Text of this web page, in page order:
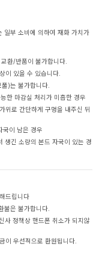
일부 소비에 의하여 재화 가치가
환/반품이 불가합니다.
이 있을 수 있습니다.
)는 불가합니다.
한 마감실 처리가 미흡한 경우
위로 간단하게 구멍을 내주신 뒤
국이 남은 경우
생긴 소량의 본드 자국이 있는 경
드립니다
불은 불가합니다.
사 정책상 핸드폰 취소가 되지않
이 우선적으로 환원됩니다.